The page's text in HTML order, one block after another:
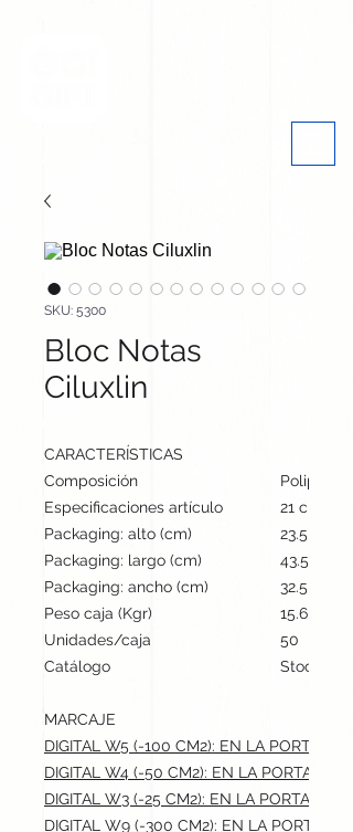
SKU: 5300
Bloc Notas
Ciluxlin
CARACTERÍSTICAS
Composición
Polipiel
Especificaciones artículo
21 cm /
Packaging: alto (cm)
23.5
Packaging: largo (cm)
43.5
Packaging: ancho (cm)
32.5
Peso caja (Kgr)
15.6
Unidades/caja
50
Catálogo
Stock
MARCAJE
DIGITAL W5 (-100 CM2): EN LA
DIGITAL W4 (-50 CM2): EN LA
DIGITAL W3 (-25 CM2): EN LA
DIGITAL W9 (-300 CM2): EN LA